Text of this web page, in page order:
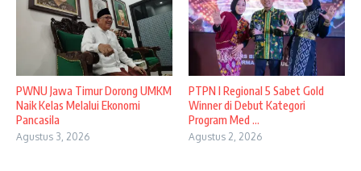
PWNU Jawa Timur Dorong UMKM
Naik Kelas Melalui Ekonomi
Pancasila
Agustus 3, 2026
PTPN I Regional 5 Sabet Gold
Winner di Debut Kategori
Program Med ...
Agustus 2, 2026